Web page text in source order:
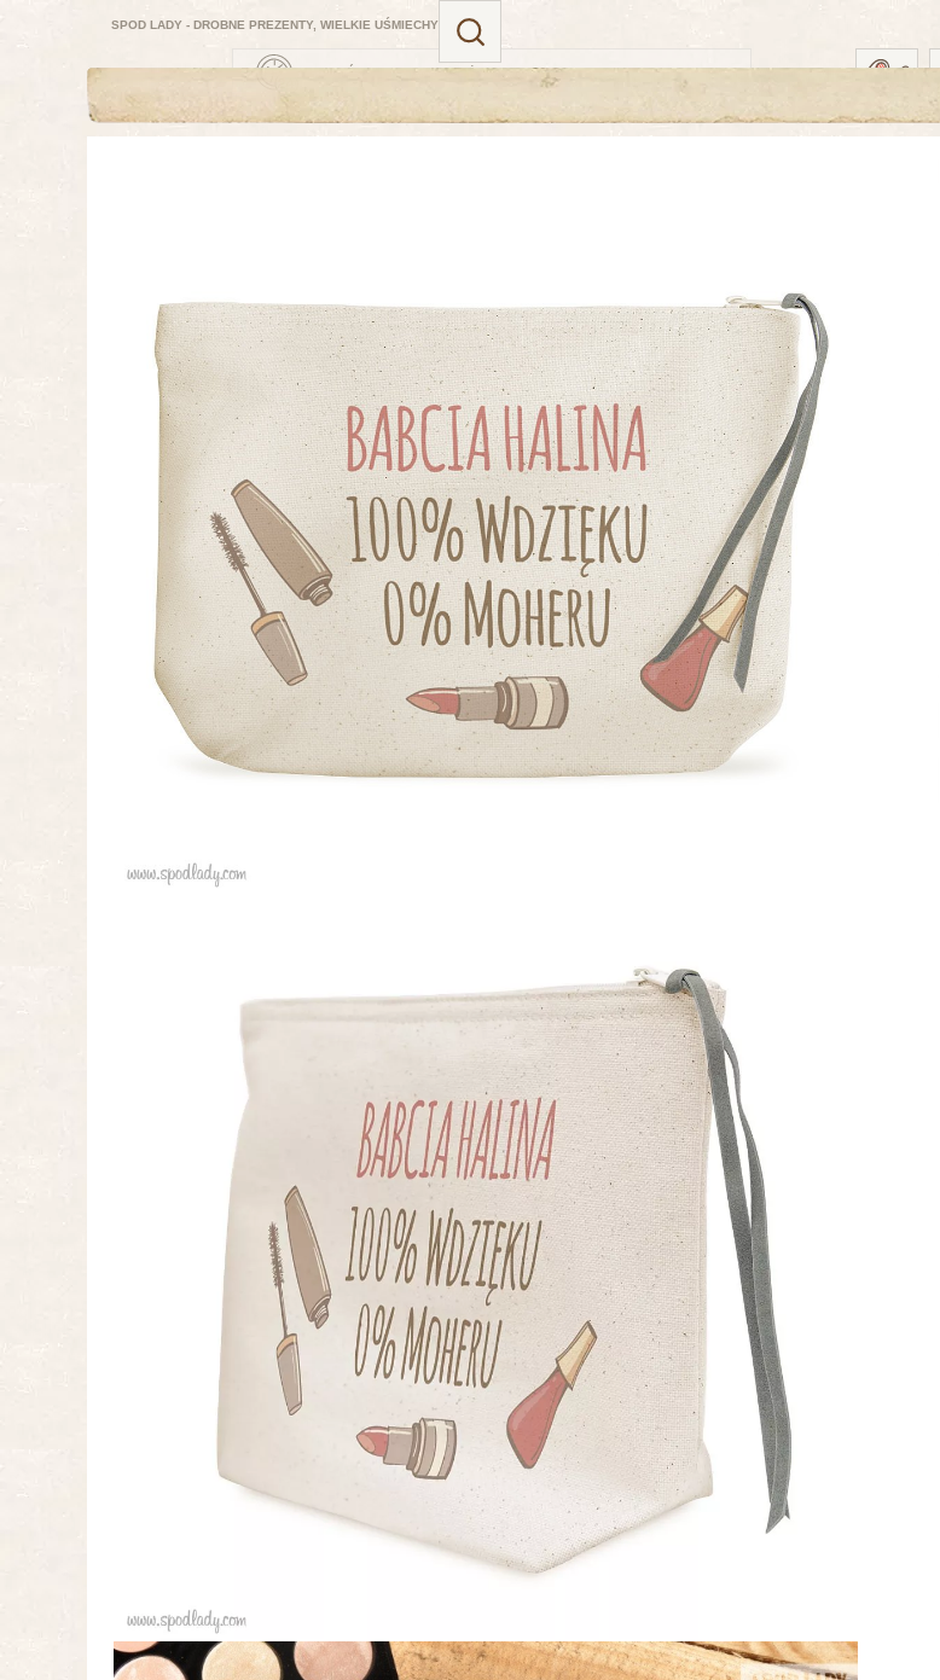
ZAMÓW TERAZ — NAJBLIŻSZA DOSTAWA: PONIEDZIAŁEK, 10 SIERPNIA
SPOD LADY - DROBNE PREZENTY, WIELKIE UŚMIECHY